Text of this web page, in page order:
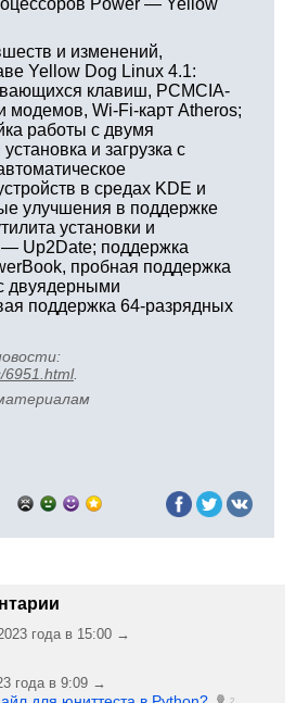
Power — Yellow
и изменений,
Yellow Dog Linux 4.1:
клавиш, PCMCIA-
модемов, Wi-Fi-карт Atheros;
работы с двумя
и загрузка с
в средах KDE и
улучшения в поддержке
установки и
Up2Date; поддержка
пробная поддержка
двуядерными
поддержка 64-разрядных
6951.html.
года в 15:00 →
года в 9:09 →